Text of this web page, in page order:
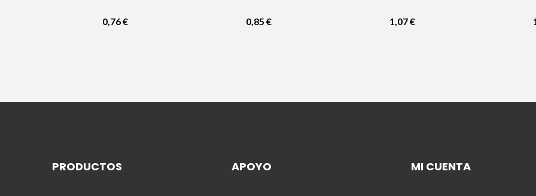
0,76 €
0,85 €
1,07 €
PRODUCTOS APOYO MI CUENTA